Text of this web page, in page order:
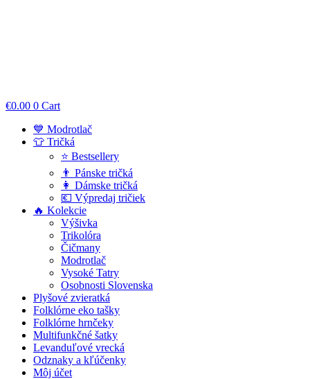
€0.00 0 Cart
💙 Modrotlač
👕 Tričká
⭐ Bestsellery
👨 Pánske tričká
👩 Dámske tričká
💶 Výpredaj tričiek
🔥 Kolekcie
Výšivka
Trikolóra
Čičmany
Modrotlač
Vysoké Tatry
Osobnosti Slovenska
Plyšové zvieratká
Folklórne eko tašky
Folklórne hrnčeky
Multifunkčné šatky
Levanduľové vrecká
Odznaky a kľúčenky
Môj účet